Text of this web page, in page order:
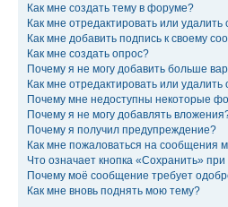
Как мне создать тему в форуме?
Как мне отредактировать или
Как мне добавить подпись к своему
Как мне создать опрос?
Почему я не могу добавить больше
Как мне отредактировать или удалить
Почему мне недоступны некоторые
Почему я не могу добавлять
Почему я получил предупреждение?
Как мне пожаловаться на сообщения
Что означает кнопка «Сохранить»
Почему моё сообщение требует
Как мне вновь поднять мою тему?